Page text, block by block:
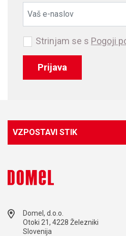
Prijava
Strinjam se s Pogoji
VZPOSTAVI STIK
Domel, d.o.o.
Otoki 21, 4228 Železniki
Slovenija